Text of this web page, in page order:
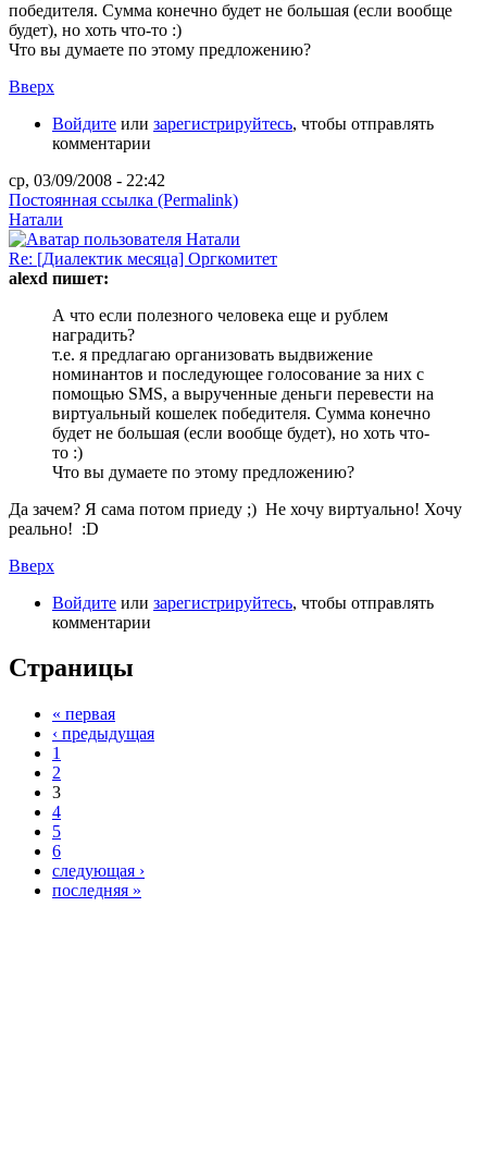
победителя. Сумма конечно будет не большая (если вообще
будет), но хоть что-то :)
Что вы думаете по этому предложению?
Вверх
Войдите или зарегистрируйтесь, чтобы отправлять
комментарии
ср, 03/09/2008 - 22:42
Постоянная ссылка (Permalink)
Натали
Re: [Диалектик месяца] Оргкомитет
alexd пишет:
А что если полезного человека еще и рублем
наградить?
т.е. я предлагаю организовать выдвижение
номинантов и последующее голосование за них с
помощью SMS, а вырученные деньги перевести на
виртуальный кошелек победителя. Сумма конечно
будет не большая (если вообще будет), но хоть что-
то :)
Что вы думаете по этому предложению?
Да зачем? Я сама потом приеду ;) Не хочу виртуально! Хочу
реально! :D
Вверх
Войдите или зарегистрируйтесь, чтобы отправлять
комментарии
Страницы
« первая
‹ предыдущая
1
2
3
4
5
6
следующая ›
последняя »